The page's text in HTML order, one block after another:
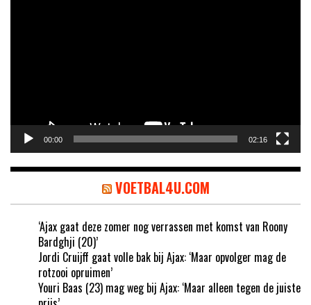
00:00 02:16
VOETBAL4U.COM
‘Ajax gaat deze zomer nog verrassen met komst van Roony
Bardghji (20)’
Jordi Cruijff gaat volle bak bij Ajax: ‘Maar opvolger mag de
rotzooi opruimen’
Youri Baas (23) mag weg bij Ajax: ‘Maar alleen tegen de juiste